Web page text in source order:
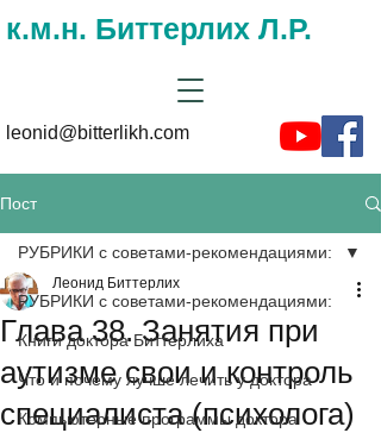
к.м.н. Биттерлих Л.Р.
leonid@bitterlikh.com
Пост
РУБРИКИ с советами-рекомендациями:
Книги доктора Биттерлиха
Что и почему лучше лечить у доктора
Компьютерные программы доктора
РУБРИКИ с советами-рекомендациями:
Глава 38. Занятия при
аутизме свои и контроль
специалиста (психолога)
Леонид Биттерлих